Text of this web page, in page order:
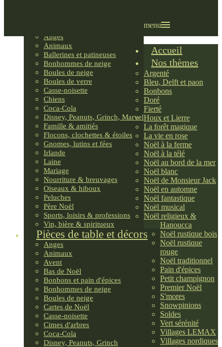
Anges
Animaux
Ballerines et patineuses
Bonhommes de neige
Boules de neige
Boules de verre
Casse-noisette
Chiens
Coca-Cola
Disney, Peanuts, Grinch, Marvel
Famille & amitiés
Flocons, clochettes & étoiles
Gnomes, lutins et fées
Irlande
Laine
Mariage
Nourriture & breuvages
Oiseaux & hiboux
Peluches
Père Noël
Sports, loisirs & professions
Vin, bière & spiritueux
Pièces de table et décors
Anges
Animaux
Avent
Bas de Noël
Bonbons et pain d'épices
Bonhommes de neige
Boules de neige
Cartes de Noël
Casse-noisette
Cimes d'arbres
Coca-Cola
Disney, Peanuts, Grinch
menu
Accueil
Nos thèmes
Argenté
Bleu, Delft et paon
Bonbons
Doré
Fierté
Houx et Lierre
La forêt magique
La vie en rose
Noël à la ferme
Noël à la télé
Noël au bord de la mer
Noël blanc
Noël de Monsieur Jack
Noël en automne
Noël fantastique
Noël musical
Noël religieux &
Hanoucca
Noël rustique bois
Noël rustique
rouge
Noël traditionnel
Pain d'épices
Petit champignon
Premier Noël
S'mores
Snowpinions
Soldes
Vert sérénité
Villages LEMAX
Villages nordiques